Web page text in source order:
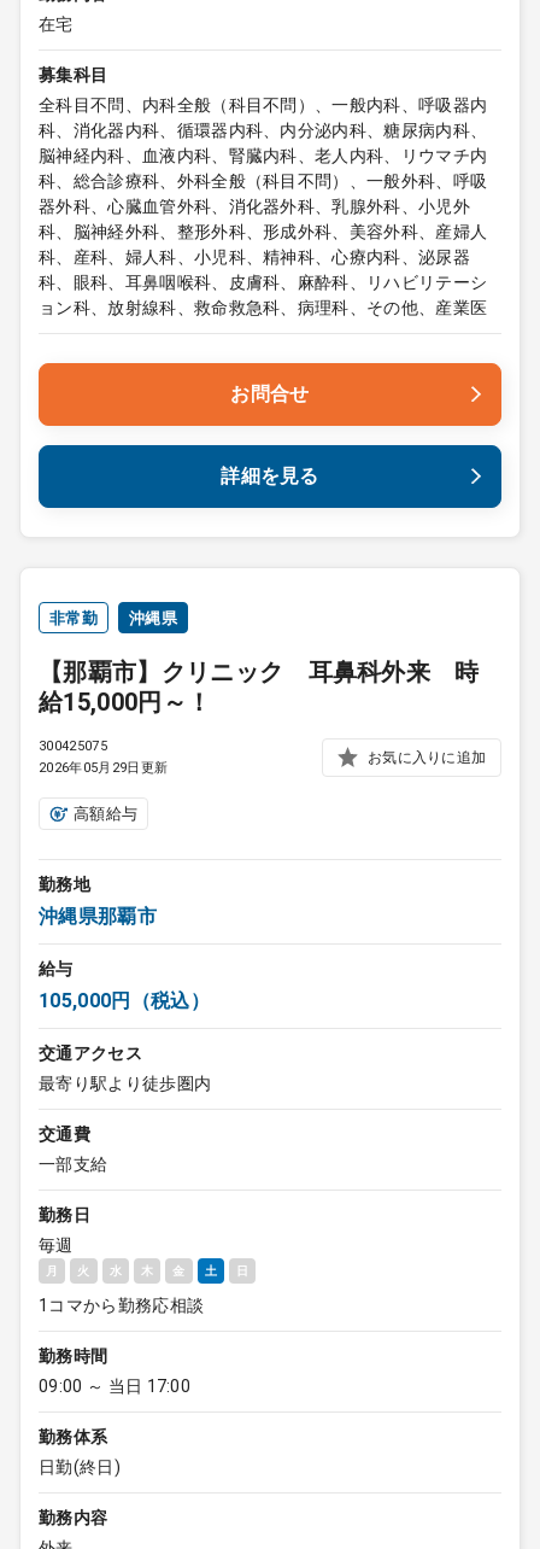
在宅
募集科目
全科目不問、内科全般（科目不問）、一般内科、呼吸器内
科、消化器内科、循環器内科、内分泌内科、糖尿病内科、
脳神経内科、血液内科、腎臓内科、老人内科、リウマチ内
科、総合診療科、外科全般（科目不問）、一般外科、呼吸
器外科、心臓血管外科、消化器外科、乳腺外科、小児外
科、脳神経外科、整形外科、形成外科、美容外科、産婦人
科、産科、婦人科、小児科、精神科、心療内科、泌尿器
科、眼科、耳鼻咽喉科、皮膚科、麻酔科、リハビリテーシ
ョン科、放射線科、救命救急科、病理科、その他、産業医
お問合せ
詳細を見る
非常勤 沖縄県
【那覇市】クリニック 耳鼻科外来 時
給15,000円～！
300425075
2026年05月29日更新
お気に入りに追加
高額給与
勤務地
沖縄県那覇市
給与
105,000円（税込）
交通アクセス
最寄り駅より徒歩圏内
交通費
一部支給
勤務日
毎週
月 火 水 木 金 土 日
1コマから勤務応相談
勤務時間
09:00 ～ 当日 17:00
勤務体系
日勤(終日)
勤務内容